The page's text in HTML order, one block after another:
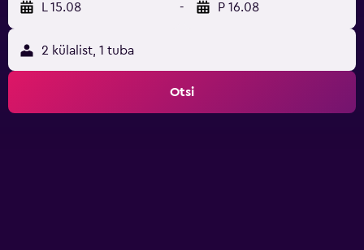
L 15.08 - P 16.08
2 külalist, 1 tuba
Otsi